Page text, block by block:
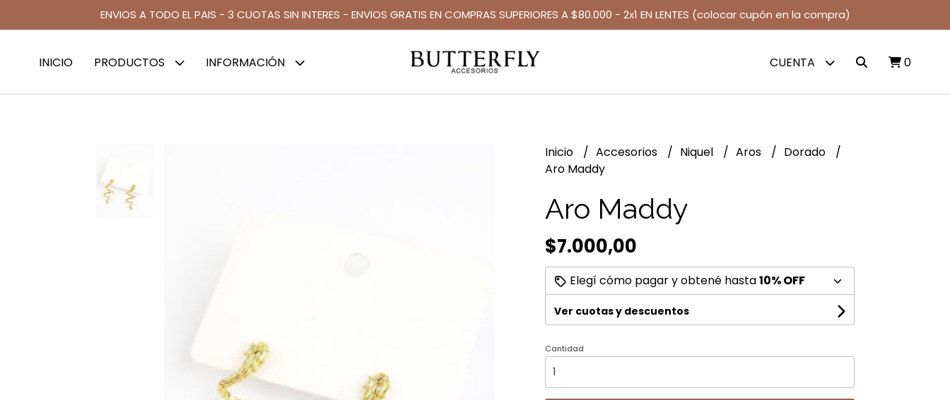
ENVIOS A TODO EL PAIS - 3 CUOTAS SIN INTERES - ENVIOS GRATIS EN COMPRAS SUPERIORES A $80.000 - 2x1 EN LENTES (colocar cupón en la compra)
INICIO PRODUCTOS INFORMACIÓN CUENTA 0
Inicio Accesorios Niquel Aros
Dorado
Aro Maddy
Aro Maddy
$7.000,00
Elegí cómo pagar y obtené hasta10% OFF
Ver cuotas y descuentos
Cantidad